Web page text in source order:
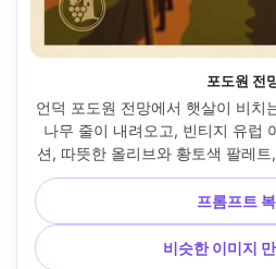
포도원 전
언덕 포도원 전망에서 햇살이 비치
나무 줄이 내려오고, 빈티지 유럽
션, 따뜻한 올리브와 황토색 팔레
프톤 음영, 목적지 이름과 연도를
래픽, 질감 있는 종이 그레인, 고해
자인, 85mm 렌즈, 얕은
프롬프트
비슷한 이미지